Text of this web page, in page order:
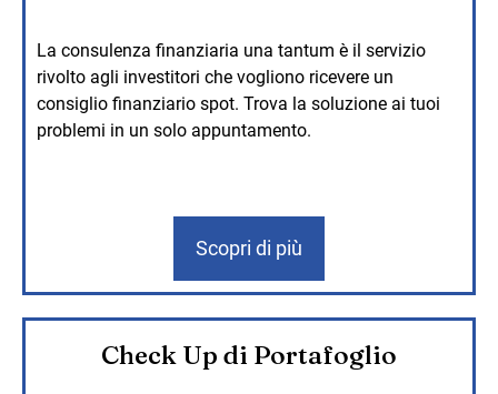
La consulenza finanziaria una tantum è il servizio
rivolto agli investitori che vogliono ricevere un
consiglio finanziario spot. Trova la soluzione ai tuoi
problemi in un solo appuntamento.
Scopri di più
Check Up di Portafoglio